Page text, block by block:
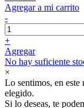
Agregar a mi carrito
-
+
Agregar
No hay suficiente
×
Lo sentimos, en este
elegido.
Si lo deseas, te